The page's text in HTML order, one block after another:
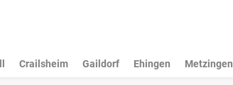
Crailsheim Gaildorf Ehingen Metzingen